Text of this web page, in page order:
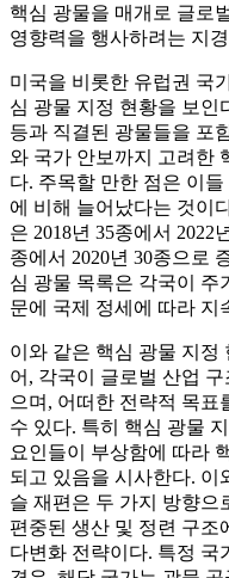
핵심 광물을 매개로 글로
영향력을 행사하려는 지
미국을 비롯한 유럽권 국
심 광물 지정 현황을 보인
등과 직결된 광물들을 포
와 국가 안보까지 고려한
다. 주목할 만한 점은 이
에 비해 늘어났다는 것이
은 2018년 35종에서 2022
종에서 2020년 30종으로
심 광물 목록은 각국이 주
문에 국제 정세에 따라 지
이와 같은 핵심 광물 지정
어, 각국이 글로벌 산업
으며, 어떠한 전략적 목
수 있다. 특히 핵심 광물
요인들이 부상함에 따라
되고 있음을 시사한다. 이
슬 재편은 두 가지 방향으
편중된 생산 및 정련 구조
다변화 전략이다. 특정 국